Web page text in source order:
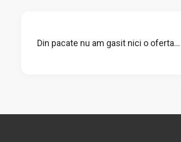
Din pacate nu am gasit nici o oferta...